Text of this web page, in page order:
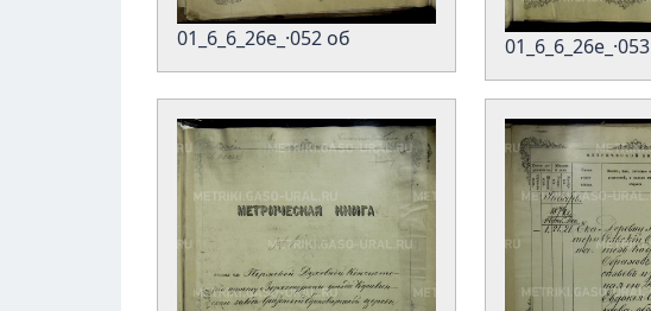
01_6_6_26е_·052 об 01_6_6_26е_·053